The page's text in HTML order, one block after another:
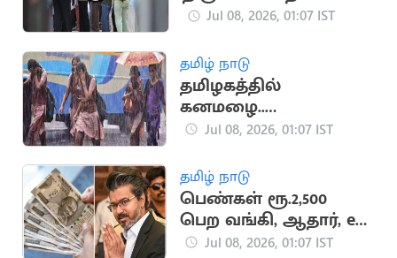
விண்ணப்பிக்கும்
Jul 08, 2026, 01:07 IST
தமிழ் நாடு
தமிழகத்தில்
கனமழை..
பள்ளிகளுக்கு
வாய்ப்பு
Jul 08, 2026, 01:07 IST
தமிழ் நாடு
பெண்கள் ரூ.2,500
பெற வங்கி, ஆதார், e-
KYC அவசியம்
Jul 08, 2026, 01:07 IST